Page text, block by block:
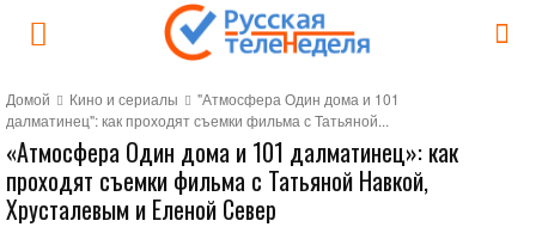
Домой Кино и сериалы
"Атмосфера Один дома и 101
далматинец": как проходят съемки фильма с Татьяной...
«Атмосфера Один дома и 101 далматинец»: как
проходят съемки фильма с Татьяной Навкой,
Хрусталевым и Еленой Север